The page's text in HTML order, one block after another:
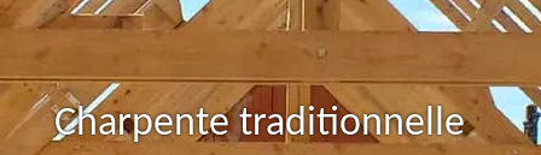
Charpente traditionnelle